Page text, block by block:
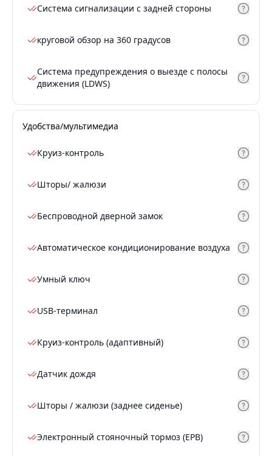
Система сигнализации с задней стороны
круговой обзор на 360 градусов
Система предупреждения о выезде с полосы
движения (LDWS)
Удобства/мультимедиа
Круиз-контроль
Шторы/ жалюзи
Беспроводной дверной замок
Автоматическое кондиционирование воздуха
Умный ключ
USB-терминал
Круиз-контроль (адаптивный)
Датчик дождя
Шторы / жалюзи (заднее сиденье)
Электронный стояночный тормоз (EPB)